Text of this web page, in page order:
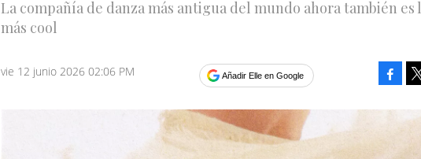
La compañía de danza más antigua del mundo ahora también es
más cool
vie 12 junio 2026 02:06 PM Añadir Elle en Google